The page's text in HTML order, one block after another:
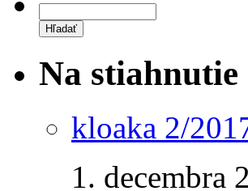
Na stiahnutie
kloaka 2/
1. decembra